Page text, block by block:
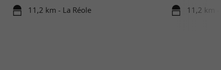
11,2 km - La Réole 11,2 km -